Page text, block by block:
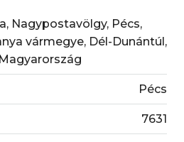
Nagypostavölgy, Pécs,
vármegye, Dél-Dunántúl,
Pécs
7631